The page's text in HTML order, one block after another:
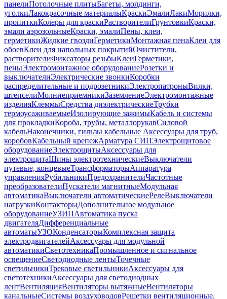
панелиПотолочные плитыБагеты, молдинги,
уголкиЛакокрасочные материалыКраскиЭмалиЛакиМорилки,
пропиткиКолеры для краскиРастворителиГрунтовкиКраски,
эмали аэрозольныеКраски, эмалиПены, клеи,
герметикиЖидкие гвоздиГерметикиМонтажная пенаКлеи для
обоевКлеи для напольных покрытийОчистители,
растворителиФиксаторы резьбыКлеиГерметики,
пеныЭлектромонтажное оборудованиеРозетки и
выключателиЭлектрические звонкиКоробки
распределительные и подрозетникиЭлектропатроныВилки,
штепселиМолниеприемникиЗаземлениеЭлектромонтажные
изделияКлеммыСредства диэлектрическиеТрубки
термоусаживаемыеИзолирующие зажимыКабель и системы
для прокладкиКороба, трубы, металлорукавСиловой
кабельНаконечники, гильзы кабельные Аксессуары для труб,
коробовКабельный крепежАрматура СИПЭлектрощитовое
оборудованиеЭлектрощитыАксессуары для
электрощитаШины электротехническиеВыключатели
путевые, концевыеТрансформаторыАппаратура
управленияРубильникиПредохранителиЧастотные
преобразователиПускатели магнитныеМодульная
автоматикаВыключатели автоматическиеРелеВыключатели
нагрузкиКонтакторыДополнительное модульное
оборудованиеУЗИПАвтоматика пуска
двигателяДифференциальные
автоматыУЗОКонденсаторыКомплексная защита
электродвигателейАксессуары для модульной
автоматикиСветотехникаПромышленное и сигнальное
освещениеСветодиодные лентыТочечные
светильникиТрековые светильникиАксессуары для
светотехникиАксессуары для светодиодных
лентВентиляцияВентиляторы вытяжныеВентиляторы
канальныеСистемы воздуховодовРешетки вентиляционные,